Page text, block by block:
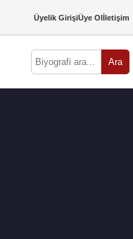
Üyelik GirişiÜye Olİletişim
Ara